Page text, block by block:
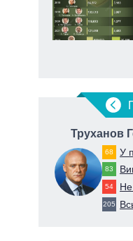
Труханов
68 У
83
54
205